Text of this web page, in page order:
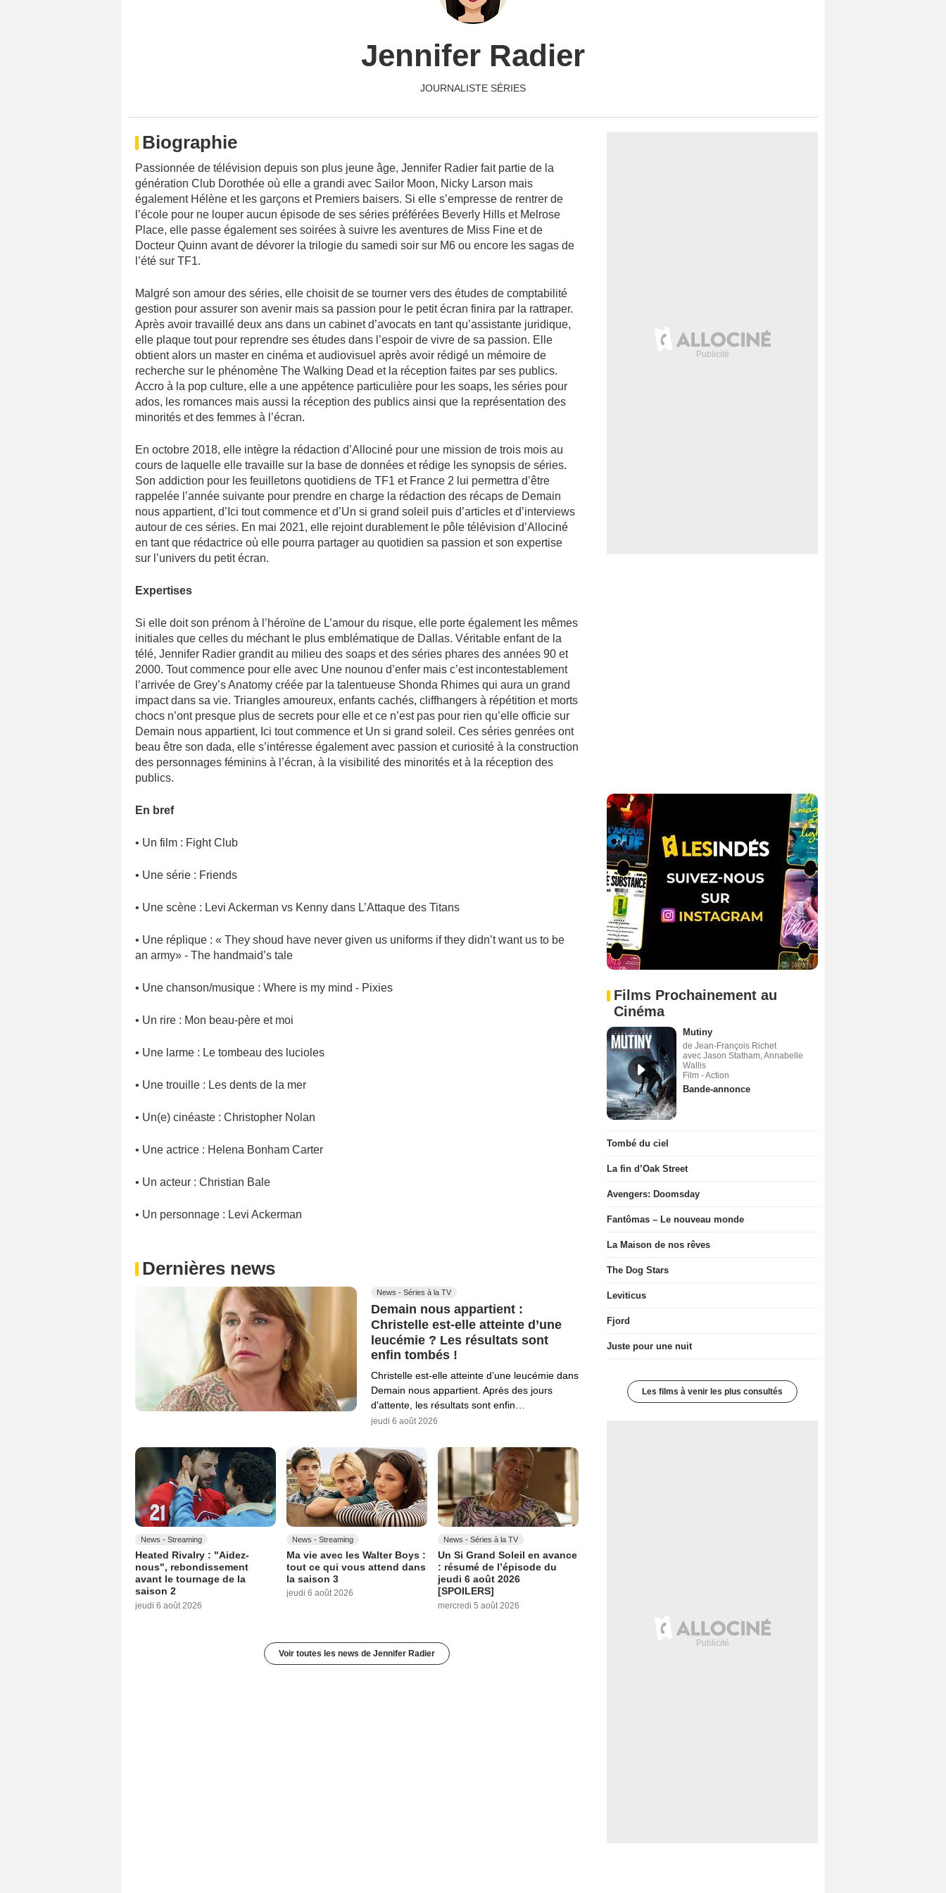
Jennifer Radier
JOURNALISTE SÉRIES
Biographie
Passionnée de télévision depuis son plus jeune âge, Jennifer Radier fait partie de la
génération Club Dorothée où elle a grandi avec Sailor Moon, Nicky Larson mais
également Hélène et les garçons et Premiers baisers. Si elle s’empresse de rentrer de
l’école pour ne louper aucun épisode de ses séries préférées Beverly Hills et Melrose
Place, elle passe également ses soirées à suivre les aventures de Miss Fine et de
Docteur Quinn avant de dévorer la trilogie du samedi soir sur M6 ou encore les sagas de
l’été sur TF1.
Malgré son amour des séries, elle choisit de se tourner vers des études de comptabilité
gestion pour assurer son avenir mais sa passion pour le petit écran finira par la rattraper.
Après avoir travaillé deux ans dans un cabinet d’avocats en tant qu’assistante juridique,
elle plaque tout pour reprendre ses études dans l’espoir de vivre de sa passion. Elle
obtient alors un master en cinéma et audiovisuel après avoir rédigé un mémoire de
recherche sur le phénomène The Walking Dead et la réception faites par ses publics.
Accro à la pop culture, elle a une appétence particulière pour les soaps, les séries pour
ados, les romances mais aussi la réception des publics ainsi que la représentation des
minorités et des femmes à l’écran.
En octobre 2018, elle intègre la rédaction d’Allociné pour une mission de trois mois au
cours de laquelle elle travaille sur la base de données et rédige les synopsis de séries.
Son addiction pour les feuilletons quotidiens de TF1 et France 2 lui permettra d’être
rappelée l’année suivante pour prendre en charge la rédaction des récaps de Demain
nous appartient, d’Ici tout commence et d’Un si grand soleil puis d’articles et d’interviews
autour de ces séries. En mai 2021, elle rejoint durablement le pôle télévision d’Allociné
en tant que rédactrice où elle pourra partager au quotidien sa passion et son expertise
sur l’univers du petit écran.
Expertises
Si elle doit son prénom à l’héroïne de L’amour du risque, elle porte également les mêmes
initiales que celles du méchant le plus emblématique de Dallas. Véritable enfant de la
télé, Jennifer Radier grandit au milieu des soaps et des séries phares des années 90 et
2000. Tout commence pour elle avec Une nounou d’enfer mais c’est incontestablement
l’arrivée de Grey’s Anatomy créée par la talentueuse Shonda Rhimes qui aura un grand
impact dans sa vie. Triangles amoureux, enfants cachés, cliffhangers à répétition et morts
chocs n’ont presque plus de secrets pour elle et ce n’est pas pour rien qu’elle officie sur
Demain nous appartient, Ici tout commence et Un si grand soleil. Ces séries genrées ont
beau être son dada, elle s’intéresse également avec passion et curiosité à la construction
des personnages féminins à l’écran, à la visibilité des minorités et à la réception des
publics.
En bref
• Un film : Fight Club
• Une série : Friends
• Une scène : Levi Ackerman vs Kenny dans L’Attaque des Titans
• Une réplique : « They shoud have never given us uniforms if they didn’t want us to be
an army» - The handmaid’s tale
• Une chanson/musique : Where is my mind - Pixies
• Un rire : Mon beau-père et moi
• Une larme : Le tombeau des lucioles
• Une trouille : Les dents de la mer
• Un(e) cinéaste : Christopher Nolan
• Une actrice : Helena Bonham Carter
• Un acteur : Christian Bale
• Un personnage : Levi Ackerman
Dernières news
News - Séries à la TV
Demain nous appartient :
Christelle est-elle atteinte d’une
leucémie ? Les résultats sont
enfin tombés !
Christelle est-elle atteinte d’une leucémie dans
Demain nous appartient. Après des jours
d'attente, les résultats sont enfin…
jeudi 6 août 2026
News - Streaming
Heated Rivalry : "Aidez-
nous", rebondissement
avant le tournage de la
saison 2
jeudi 6 août 2026
News - Streaming
Ma vie avec les Walter Boys :
tout ce qui vous attend dans
la saison 3
jeudi 6 août 2026
News - Séries à la TV
Un Si Grand Soleil en avance
: résumé de l’épisode du
jeudi 6 août 2026
[SPOILERS]
mercredi 5 août 2026
Voir toutes les news de Jennifer Radier
Films Prochainement au
Cinéma
Mutiny
de Jean-François Richet
avec Jason Statham, Annabelle
Wallis
Film - Action
Bande-annonce
Tombé du ciel
La fin d’Oak Street
Avengers: Doomsday
Fantômas – Le nouveau monde
La Maison de nos rêves
The Dog Stars
Leviticus
Fjord
Juste pour une nuit
Les films à venir les plus consultés